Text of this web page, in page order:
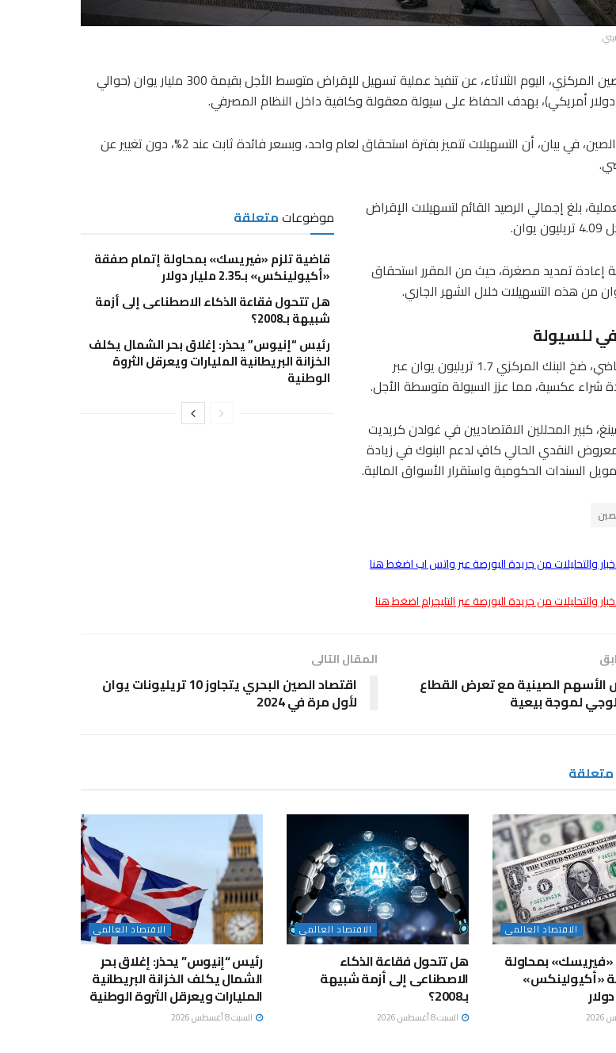
أعلن بنك الصين المركزي، اليوم الثلاثاء، عن تنفيذ عملية تسهيل للإقراض متوسط الأجل بقيمة 300 مليار يوان (حوالي
وأوضح بنك الصين، في بيان، أن التسهيلات تتميز بفترة استحقاق لعام واحد، وبسعر فائدة ثابت عند 2%، دون تغيير عن
موضوعاتمتعلقة
قاضية تلزم «فيريسك» بمحاولة إتمام صفقة
«أكيولينكس» بـ2.35 مليار دولار
هل تتحول فقاعة الذكاء الاصطناعى إلى أزمة
شبيهة بـ2008؟
رئيس “إنيوس” يحذر: إغلاق بحر الشمال يكلف
الخزانة البريطانية المليارات ويعرقل الثروة
الوطنية
بلغ إجمالي الرصيد القائم لتسهيلات الإقراض
إعادة تمديد مصغرة، حيث من المقرر استحقاق
للسيولة
في يناير الماضي، ضخ البنك المركزي 1.7 تريليون يوان عبر
شراء عكسية، مما عزز السيولة متوسطة الأجل.
كبير المحللين الاقتصاديين في غولدن كريديت
النقدي الحالي كافٍ لدعم البنوك في زيادة
السندات الحكومية واستقرار الأسواق المالية.
والتحليلات من جريدة البورصة عبر واتس اب اضغط هنا
والتحليلات من جريدة البورصة عبر التليجرام اضغط هنا
الأسهم الصينية مع تعرض القطاع
لموجة بيعية
المقال التالى
اقتصاد الصين البحري يتجاوز 10 تريليونات يوان
لأول مرة في 2024
متعلقة
الاقتصاد العالمى
«فيريسك» بمحاولة
«أكيولينكس»
الاقتصاد العالمى
هل تتحول فقاعة الذكاء
الاصطناعى إلى أزمة شبيهة
بـ2008؟
السبت 8 أغسطس 2026
الاقتصاد العالمى
رئيس “إنيوس” يحذر: إغلاق بحر
الشمال يكلف الخزانة البريطانية
المليارات ويعرقل الثروة الوطنية
السبت 8 أغسطس 2026